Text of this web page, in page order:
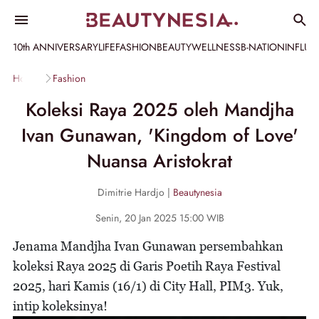
10th ANNIVERSARYLIFEFASHIONBEAUTYWELLNESSB-NATION
Home Fashion
Koleksi Raya 2025 oleh Mandjha
Ivan Gunawan, 'Kingdom of Love'
Nuansa Aristokrat
Dimitrie Hardjo | Beautynesia
Senin, 20 Jan 2025 15:00 WIB
Jenama Mandjha Ivan Gunawan persembahkan
koleksi Raya 2025 di Garis Poetih Raya Festival
2025, hari Kamis (16/1) di City Hall, PIM3. Yuk,
intip koleksinya!